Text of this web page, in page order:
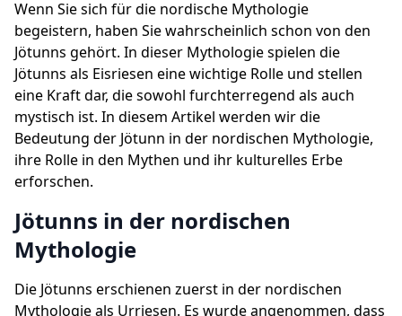
Wenn Sie sich für die nordische Mythologie
begeistern, haben Sie wahrscheinlich schon von den
Jötunns gehört. In dieser Mythologie spielen die
Jötunns als Eisriesen eine wichtige Rolle und stellen
eine Kraft dar, die sowohl furchterregend als auch
mystisch ist. In diesem Artikel werden wir die
Bedeutung der Jötunn in der nordischen Mythologie,
ihre Rolle in den Mythen und ihr kulturelles Erbe
erforschen.
Jötunns in der nordischen
Mythologie
Die Jötunns erschienen zuerst in der nordischen
Mythologie als Urriesen. Es wurde angenommen, dass